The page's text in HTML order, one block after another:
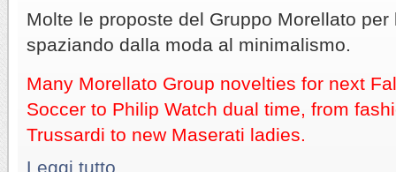
Molte le proposte del Gruppo Morellato per
spaziando dalla moda al minimalismo.
Many Morellato Group novelties for next
Soccer to Philip Watch dual time, from
Trussardi to new Maserati ladies.
Leggi tutto